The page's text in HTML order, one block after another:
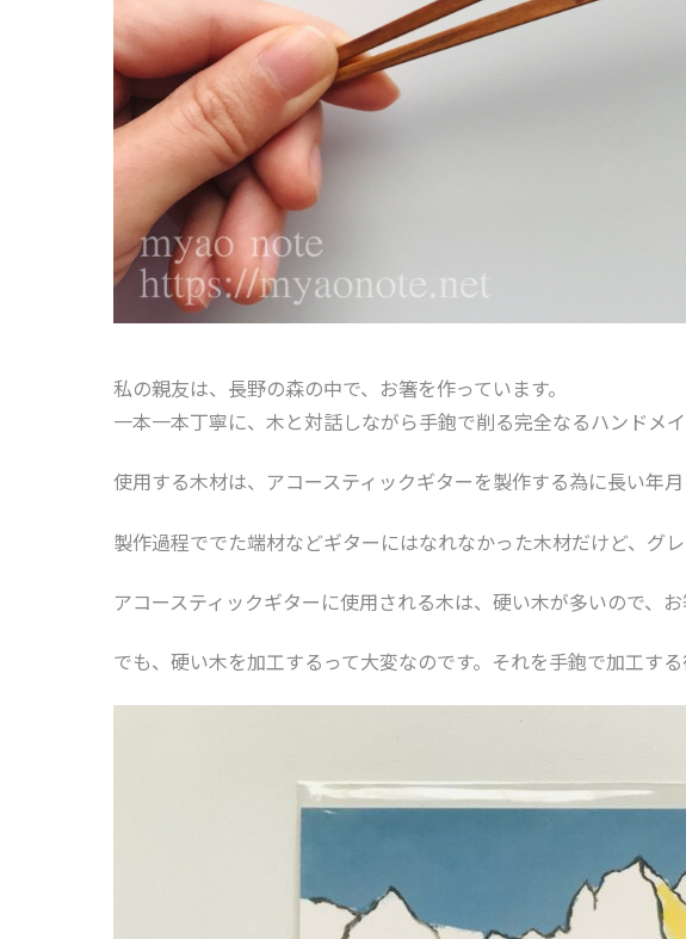
私の親友は、長野の森の中で、お箸を作っています。
一本一本丁寧に、木と対話しながら手鉋で削る完全なるハンドメイ
使用する木材は、アコースティックギターを製作する為に長い年
製作過程ででた端材などギターにはなれなかった木材だけど、グ
アコースティックギターに使用される木は、硬い木が多いので、お
でも、硬い木を加工するって大変なのです。それを手鉋で加工す